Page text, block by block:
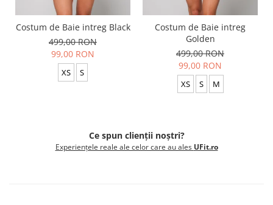
Costum de Baie intreg Black
499,00 RON
99,00 RON
XS S
Costum de Baie intreg
Golden
499,00 RON
99,00 RON
XS S M
Ce spun clienții noștri?
Experiențele reale ale celor care au ales UFit.ro